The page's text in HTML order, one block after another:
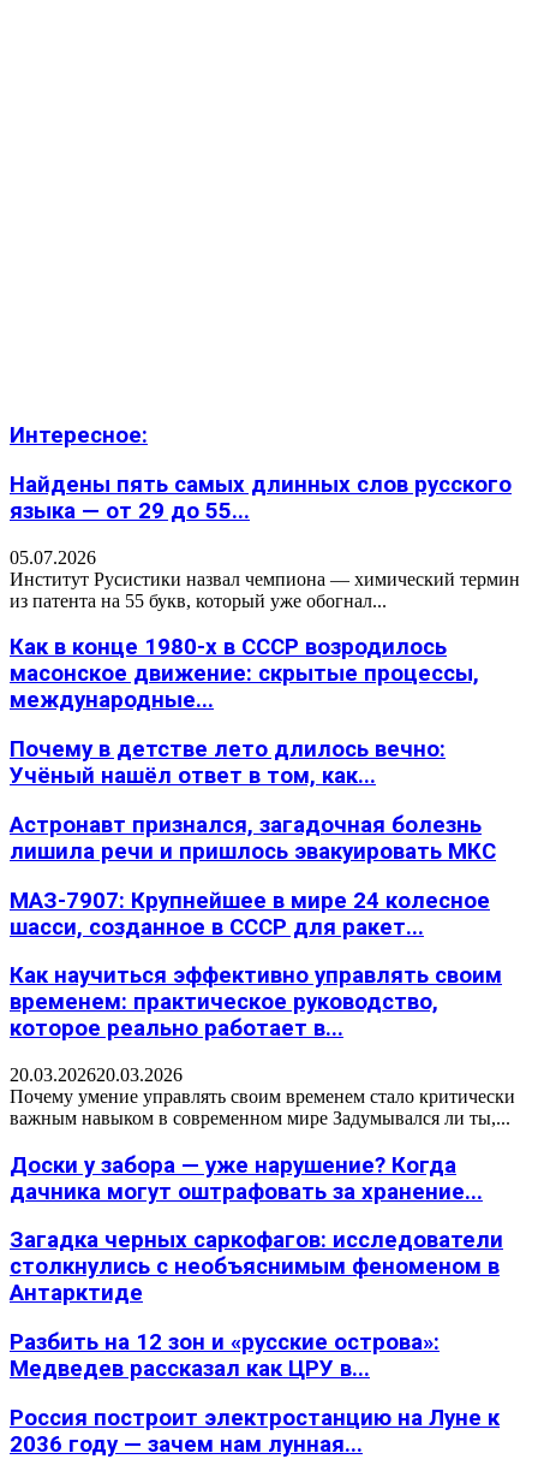
Интересное:
Найдены пять самых длинных слов русского
языка — от 29 до 55...
05.07.2026
Институт Русистики назвал чемпиона — химический термин
из патента на 55 букв, который уже обогнал...
Как в конце 1980-х в СССР возродилось
масонское движение: скрытые процессы,
международные...
Почему в детстве лето длилось вечно:
Учёный нашёл ответ в том, как...
Астронавт признался, загадочная болезнь
лишила речи и пришлось эвакуировать МКС
МАЗ-7907: Крупнейшее в мире 24 колесное
шасси, созданное в СССР для ракет...
Как научиться эффективно управлять своим
временем: практическое руководство,
которое реально работает в...
20.03.202620.03.2026
Почему умение управлять своим временем стало критически
важным навыком в современном мире Задумывался ли ты,...
Доски у забора — уже нарушение? Когда
дачника могут оштрафовать за хранение...
Загадка черных саркофагов: исследователи
столкнулись с необъяснимым феноменом в
Антарктиде
Разбить на 12 зон и «русские острова»:
Медведев рассказал как ЦРУ в...
Россия построит электростанцию на Луне к
2036 году — зачем нам лунная...